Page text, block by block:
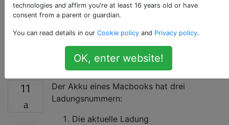
eines Macbook-
Akkus?
11
Der Akku eines Macbooks hat drei
Ladungsnummern:
Die aktuelle Ladung
technologies and affirm you're at least 16 years old or have
consent from a parent or guardian.
You can read details in our Cookie policy and Privacy policy.
OK, enter website!